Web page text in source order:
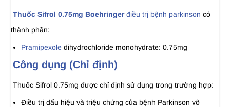
Thuốc Sifrol 0.75mg Boehringer điều trị bệnh parkinson có
thành phần:
Pramipexole dihydrochloride monohydrate: 0.75mg
Công dụng (Chỉ định)
Thuốc Sifrol 0.75mg được chỉ định sử dụng trong trường hợp:
Ðiều trị dấu hiệu và triệu chứng của bệnh Parkinson vô